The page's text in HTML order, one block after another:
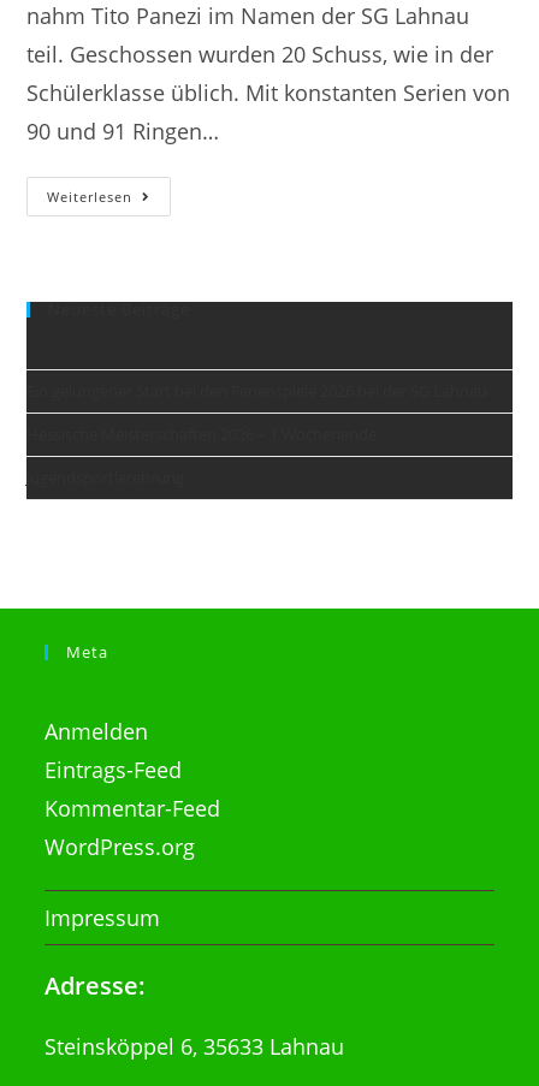
nahm Tito Panezi im Namen der SG Lahnau
teil. Geschossen wurden 20 Schuss, wie in der
Schülerklasse üblich. Mit konstanten Serien von
90 und 91 Ringen…
Weiterlesen Bezirksauswahlschießen
Neueste Beiträge
Meta
Anmelden
Eintrags-Feed
Kommentar-Feed
WordPress.org
Impressum
Adresse:
Steinsköppel 6, 35633 Lahnau